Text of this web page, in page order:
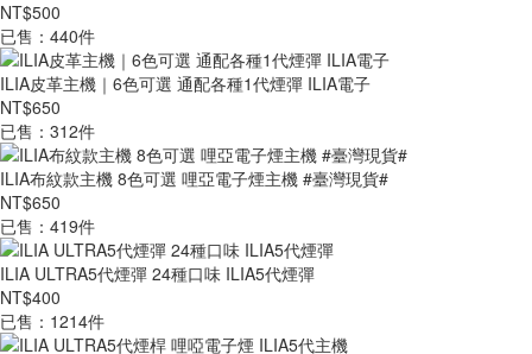
NT$500
已售：440件
ILIA皮革主機｜6色可選 通配各種1代煙彈 ILIA電子
NT$650
已售：312件
ILIA布紋款主機 8色可選 哩亞電子煙主機 #臺灣現貨#
NT$650
已售：419件
ILIA ULTRA5代煙彈 24種口味 ILIA5代煙彈
NT$400
已售：1214件